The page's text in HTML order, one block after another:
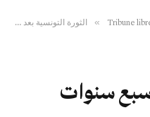
» الثورة التونسية بعد سبع سنوات
سبع سنوات